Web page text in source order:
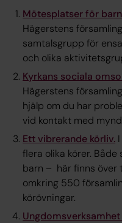
Mötesplatser för
Hägerstens
samtalsgrupp för
och olika
Kyrkans sociala
Hägerstens
hjälp om du har
vid kontakt med
Ett vibrerande körliv.
flera olika körer. Både
barn – här finns över
omkring 550
körövningar.